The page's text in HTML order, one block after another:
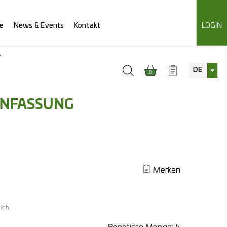
News & Events Kontakt LOGIN
0 DE
Merken